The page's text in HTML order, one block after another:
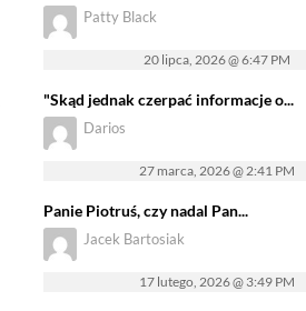
Patty Black
20 lipca, 2026 @ 6:47 PM
"Skąd jednak czerpać informacje o...
Darios
27 marca, 2026 @ 2:41 PM
Panie Piotruś, czy nadal Pan...
Jacek Bartosiak
17 lutego, 2026 @ 3:49 PM